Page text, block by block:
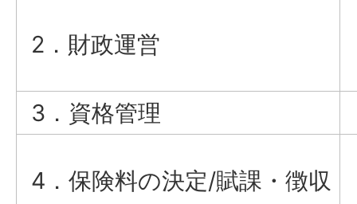
2．財政運営
3．資格管理
4．保険料の決定/賦課・徴収